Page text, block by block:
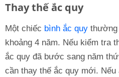
Thay thế ắc quy
Một chiếc bình ắc quy
khoảng 4 năm. Nếu kiểm tra
ắc quy đã bước sang năm
cần thay thế ắc quy mới.